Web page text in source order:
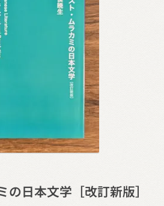
の日本文学［改訂新版］